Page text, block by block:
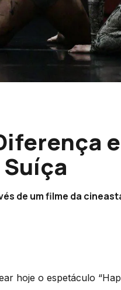
Suíça
de um filme da
hoje o espetáculo